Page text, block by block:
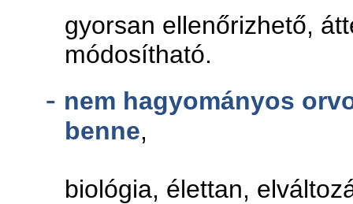
gyorsan ellenőrizhető,
módosítható.
- nem hagyományos
benne,
biológia, élettan,